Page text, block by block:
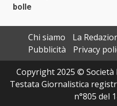
bolle
Chi siamo
La
Pubblicità
Privacy
Copyright 2025 © Società
Testata Giornalistica
n°805 del